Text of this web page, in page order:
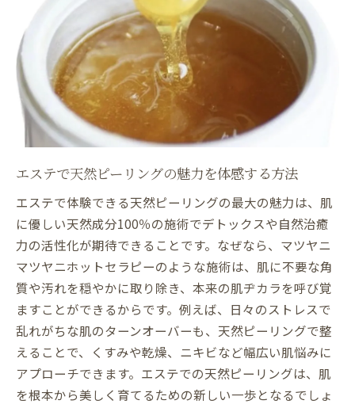
皮脂膜を育てるエステで潤いキープの方法
アンチエイジングに導く天然ピーリング体
験
エステで悩み肌も自信の素肌へ導く理由
マツヤニホットセラピーで若返るエステ体験
マツヤニホットセラピーの本質とエステ効
果
天然ピーリングで叶える若返りエステ体験
自然治癒力を高めるマツヤニ施術の流れ
年齢問わず美肌を育てるエステの魅力
皮脂膜を生み出すマツヤニの力を解説
エステで実感する肌再生とアンチエイジン
グ
エステで叶える自然治癒力アップとデトックス
エステでデトックス効果を高める秘訣とは
天然成分で自然治癒力を最大限引き出す方
法
エステで天然ピーリングの魅力を体感する方法
エステで体験できる天然ピーリングの最大の魅力は、肌
に優しい天然成分100％の施術でデトックスや自然治癒
力の活性化が期待できることです。なぜなら、マツヤニ
マツヤニホットセラピーのような施術は、肌に不要な角
質や汚れを穏やかに取り除き、本来の肌ヂカラを呼び覚
ますことができるからです。例えば、日々のストレスで
乱れがちな肌のターンオーバーも、天然ピーリングで整
えることで、くすみや乾燥、ニキビなど幅広い肌悩みに
アプローチできます。エステでの天然ピーリングは、肌
を根本から美しく育てるための新しい一歩となるでしょ